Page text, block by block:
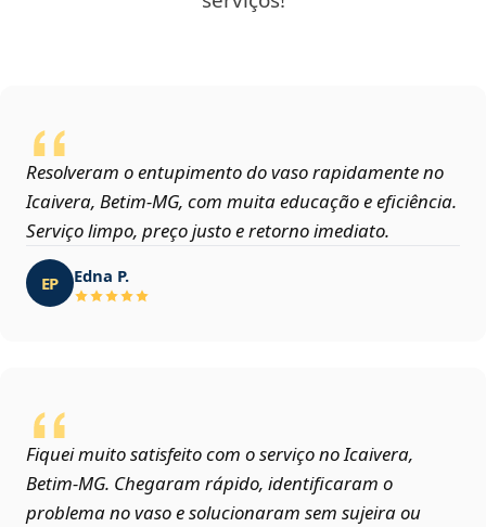
Resolveram o entupimento do vaso rapidamente no
Icaivera, Betim‑MG, com muita educação e eficiência.
Serviço limpo, preço justo e retorno imediato.
EP Edna P.
Fiquei muito satisfeito com o serviço no Icaivera,
Betim‑MG. Chegaram rápido, identificaram o
problema no vaso e solucionaram sem sujeira ou